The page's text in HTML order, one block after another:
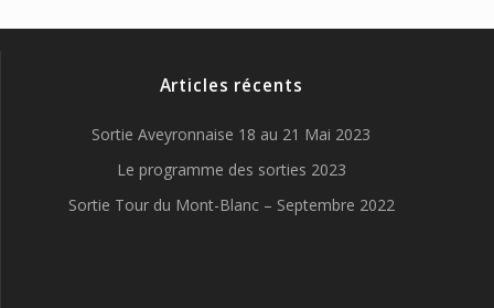
Articles récents
Sortie Aveyronnaise 18 au 21 Mai 2023
Le programme des sorties 2023
Sortie Tour du Mont-Blanc – Septembre 2022